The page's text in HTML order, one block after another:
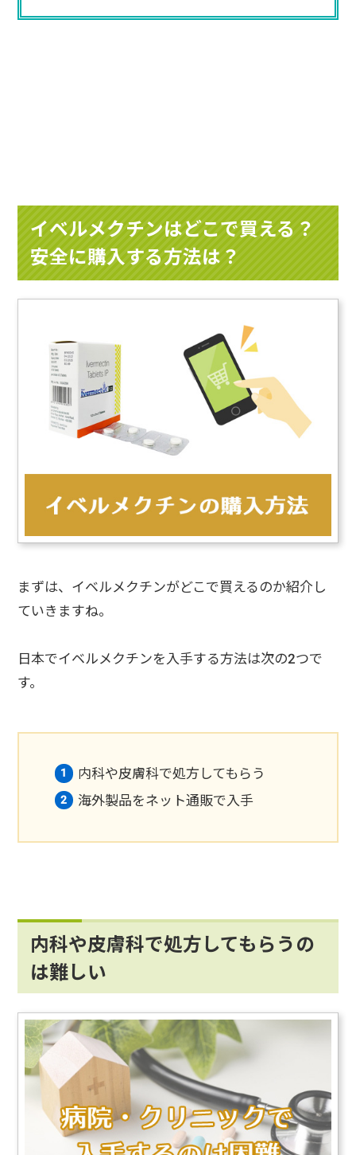
イベルメクチンはどこで買える？
安全に購入する方法は？
まずは、イベルメクチンがどこで買えるのか紹介し
ていきますね。
日本でイベルメクチンを入手する方法は次の2つで
す。
内科や皮膚科で処方してもらう
海外製品をネット通販で入手
内科や皮膚科で処方してもらうの
は難しい